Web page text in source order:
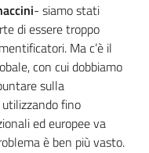
- siamo stati
di essere troppo
Ma c’è il
con cui dobbiamo
sulla
fino
ed europee va
è ben più vasto.